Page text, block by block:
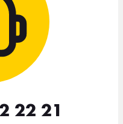
22 21